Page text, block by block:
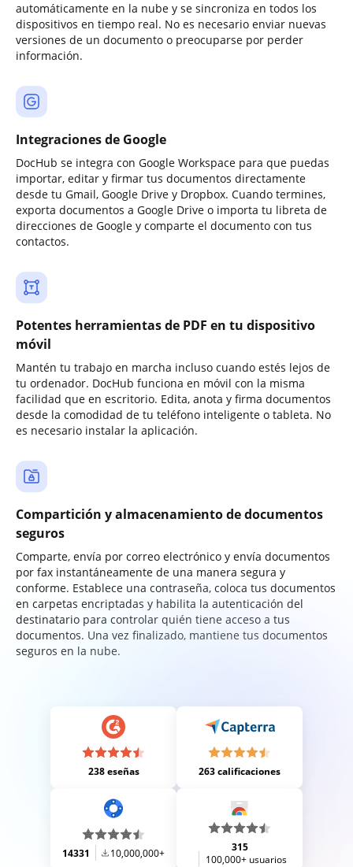
automáticamente en la nube y se sincroniza en todos los
dispositivos en tiempo real. No es necesario enviar nuevas
versiones de un documento o preocuparse por perder
información.
Integraciones de Google
DocHub se integra con Google Workspace para que puedas
importar, editar y firmar tus documentos directamente
desde tu Gmail, Google Drive y Dropbox. Cuando termines,
exporta documentos a Google Drive o importa tu libreta de
direcciones de Google y comparte el documento con tus
contactos.
Potentes herramientas de PDF en tu dispositivo
móvil
Mantén tu trabajo en marcha incluso cuando estés lejos de
tu ordenador. DocHub funciona en móvil con la misma
facilidad que en escritorio. Edita, anota y firma documentos
desde la comodidad de tu teléfono inteligente o tableta. No
es necesario instalar la aplicación.
Compartición y almacenamiento de documentos
seguros
Comparte, envía por correo electrónico y envía documentos
por fax instantáneamente de una manera segura y
conforme. Establece una contraseña, coloca tus documentos
en carpetas encriptadas y habilita la autenticación del
destinatario para controlar quién tiene acceso a tus
documentos. Una vez finalizado, mantiene tus documentos
seguros en la nube.
238 eseñas 263 calificaciones
14331 10,000,000+
315
100,000+ usuarios